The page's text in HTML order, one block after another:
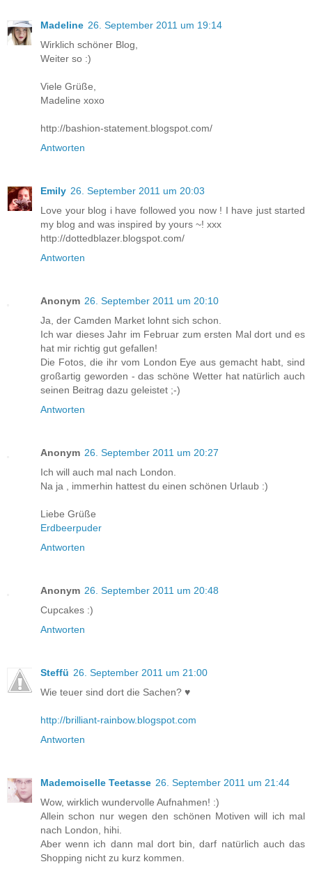
Madeline 26. September 2011 um 19:14
Wirklich schöner Blog,
Weiter so :)
Viele Grüße,
Madeline xoxo
http://bashion-statement.blogspot.com/
Antworten
Emily 26. September 2011 um 20:03
Love your blog i have followed you now ! I have just started
my blog and was inspired by yours ~! xxx
http://dottedblazer.blogspot.com/
Antworten
Anonym 26. September 2011 um 20:10
Ja, der Camden Market lohnt sich schon.
Ich war dieses Jahr im Februar zum ersten Mal dort und es
hat mir richtig gut gefallen!
Die Fotos, die ihr vom London Eye aus gemacht habt, sind
großartig geworden - das schöne Wetter hat natürlich auch
seinen Beitrag dazu geleistet ;-)
Antworten
Anonym 26. September 2011 um 20:27
Ich will auch mal nach London.
Na ja , immerhin hattest du einen schönen Urlaub :)
Liebe Grüße
Erdbeerpuder
Antworten
Anonym 26. September 2011 um 20:48
Cupcakes :)
Antworten
Steffü 26. September 2011 um 21:00
Wie teuer sind dort die Sachen? ♥
http://brilliant-rainbow.blogspot.com
Antworten
Mademoiselle Teetasse 26. September 2011 um 21:44
Wow, wirklich wundervolle Aufnahmen! :)
Allein schon nur wegen den schönen Motiven will ich mal
nach London, hihi.
Aber wenn ich dann mal dort bin, darf natürlich auch das
Shopping nicht zu kurz kommen.